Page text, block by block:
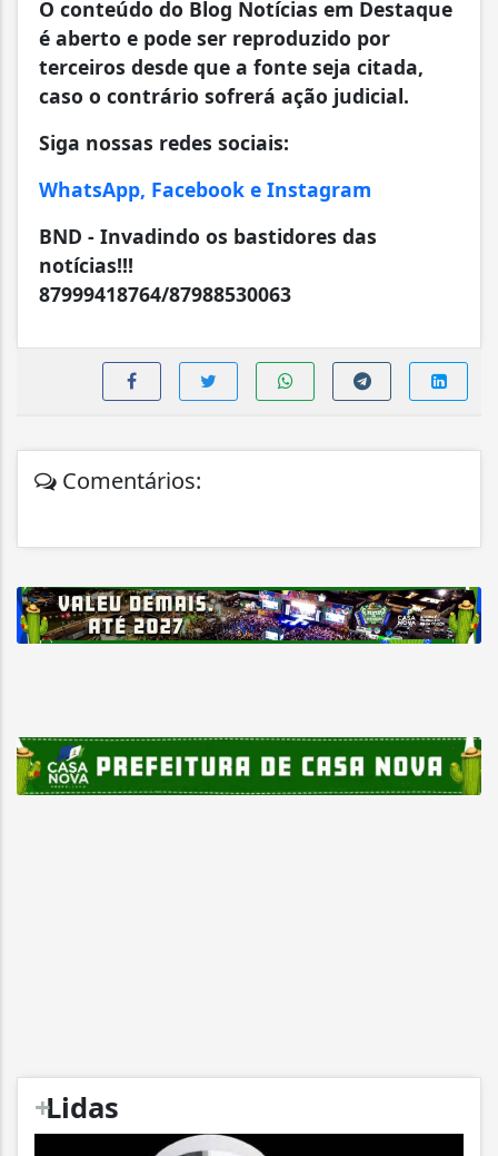
O conteúdo do Blog Notícias em Destaque
é aberto e pode ser reproduzido por
terceiros desde que a fonte seja citada,
caso o contrário sofrerá ação judicial.
Siga nossas redes sociais:
WhatsApp, Facebook e Instagram
BND - Invadindo os bastidores das
notícias!!!
87999418764/87988530063
Comentários:
+
Lidas